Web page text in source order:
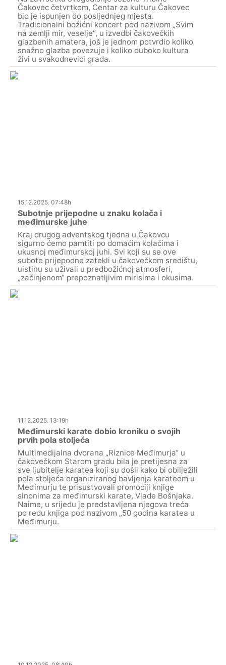
Čakovec četvrtkom, Centar za kulturu Čakovec
bio je ispunjen do posljednjeg mjesta.
Tradicionalni božićni koncert pod nazivom „Svim
na zemlji mir, veselje“, u izvedbi čakovečkih
glazbenih amatera, još je jednom potvrdio koliko
snažno glazba povezuje i koliko duboko kultura
živi u svakodnevici grada.
15.12.2025. 07:48h
Subotnje prijepodne u znaku kolača i
međimurske juhe
Kraj drugog adventskog tjedna u Čakovcu
sigurno ćemo pamtiti po domaćim kolačima i
ukusnoj međimurskoj juhi. Svi koji su se ove
subote prijepodne zatekli u čakovečkom središtu,
uistinu su uživali u predbožićnoj atmosferi,
„začinjenom“ prepoznatljivim mirisima i okusima.
11.12.2025. 13:19h
Međimurski karate dobio kroniku o svojih
prvih pola stoljeća
Multimedijalna dvorana „Riznice Međimurja“ u
čakovečkom Starom gradu bila je pretijesna za
sve ljubitelje karatea koji su došli kako bi obilježili
pola stoljeća organiziranog bavljenja karateom u
Međimurju te prisustvovali promociji knjige
sinonima za međimurski karate, Vlade Bošnjaka.
Naime, u srijedu je predstavljena njegova treća
po redu knjiga pod nazivom „50 godina karatea u
Međimurju.